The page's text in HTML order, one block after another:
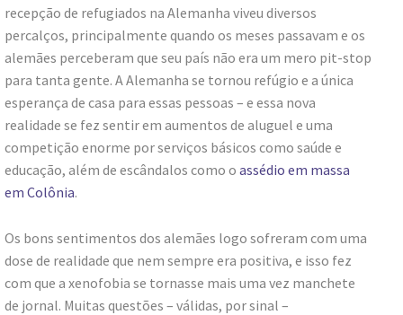
recepção de refugiados na Alemanha viveu diversos
percalços, principalmente quando os meses passavam e os
alemães perceberam que seu país não era um mero pit-stop
para tanta gente. A Alemanha se tornou refúgio e a única
esperança de casa para essas pessoas – e essa nova
realidade se fez sentir em aumentos de aluguel e uma
competição enorme por serviços básicos como saúde e
educação, além de escândalos como o assédio em massa
em Colônia.
Os bons sentimentos dos alemães logo sofreram com uma
dose de realidade que nem sempre era positiva, e isso fez
com que a xenofobia se tornasse mais uma vez manchete
de jornal. Muitas questões – válidas, por sinal –